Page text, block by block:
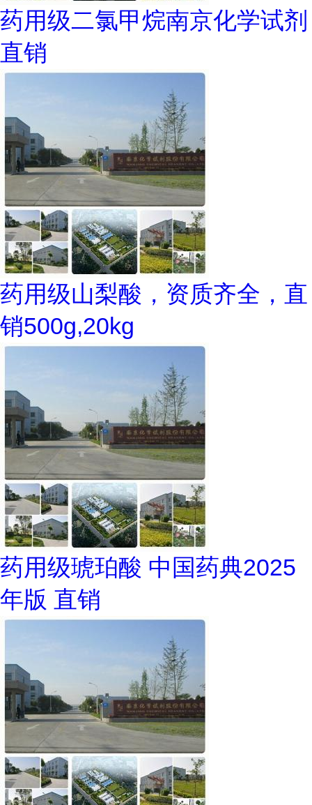
药用级二氯甲烷南京化学试剂
直销
药用级山梨酸，资质齐全，直
销500g,20kg
药用级琥珀酸 中国药典2025
年版 直销